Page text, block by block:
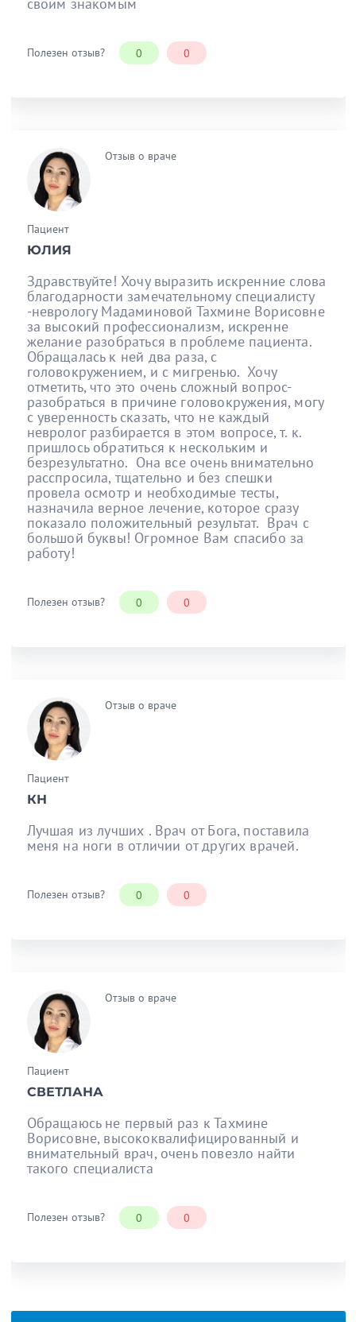
Полезен отзыв? 0 0
Отзыв о враче
Пациент
ЮЛИЯ
Здравствуйте! Хочу выразить искренние слова
благодарности замечательному специалисту
-неврологу Мадаминовой Тахмине Ворисовне
за высокий профессионализм, искренне
желание разобраться в проблеме пациента.
Обращалась к ней два раза, с
головокружением, и с мигренью. Хочу
отметить, что это очень сложный вопрос-
разобраться в причине головокружения, могу
с уверенность сказать, что не каждый
невролог разбирается в этом вопросе, т. к.
пришлось обратиться к нескольким и
безрезультатно. Она все очень внимательно
расспросила, тщательно и без спешки
провела осмотр и необходимые тесты,
назначила верное лечение, которое сразу
показало положительный результат. Врач с
большой буквы! Огромное Вам спасибо за
работу!
Полезен отзыв? 0 0
Отзыв о враче
Пациент
КН
Лучшая из лучших . Врач от Бога, поставила
меня на ноги в отличии от других врачей.
Полезен отзыв? 0 0
Отзыв о враче
Пациент
СВЕТЛАНА
Обращаюсь не первый раз к Тахмине
Ворисовне, высококвалифицированный и
внимательный врач, очень повезло найти
такого специалиста
Полезен отзыв? 0 0